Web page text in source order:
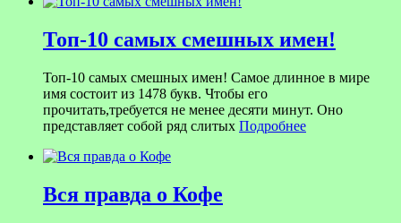
Топ-10 самых смешных имен!
Топ-10 самых смешных имен! Самое длинное в мире
имя состоит из 1478 букв. Чтобы его
прочитать,требуется не менее десяти минут. Оно
представляет собой ряд слитых Подробнее
Вся правда о Кофе